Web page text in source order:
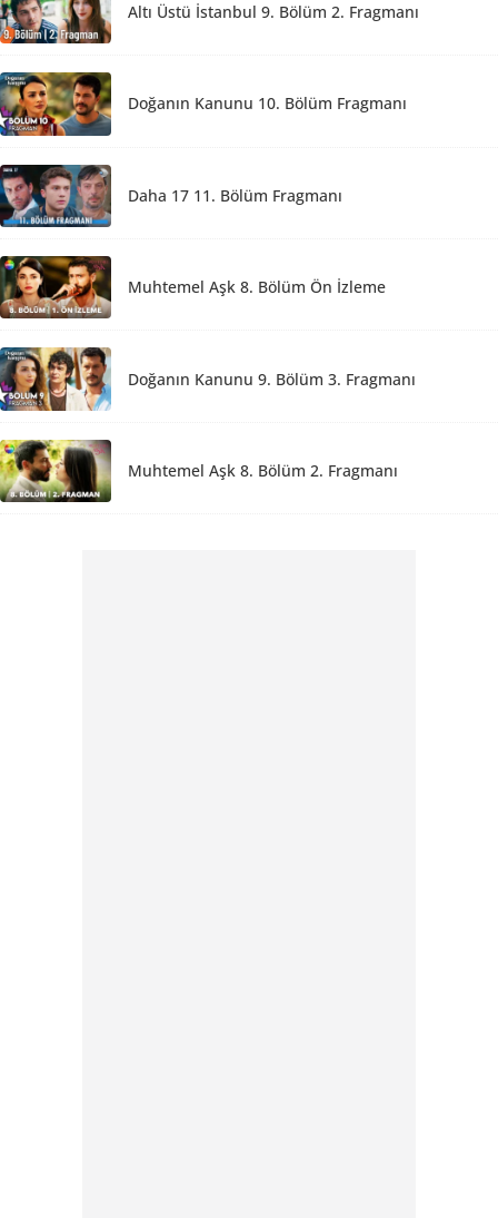
Altı Üstü İstanbul 9. Bölüm 2. Fragmanı
Doğanın Kanunu 10. Bölüm Fragmanı
Daha 17 11. Bölüm Fragmanı
Muhtemel Aşk 8. Bölüm Ön İzleme
Doğanın Kanunu 9. Bölüm 3. Fragmanı
Muhtemel Aşk 8. Bölüm 2. Fragmanı